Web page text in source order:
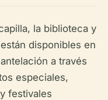
la biblioteca y
disponibles en
a través
especiales,
festivales